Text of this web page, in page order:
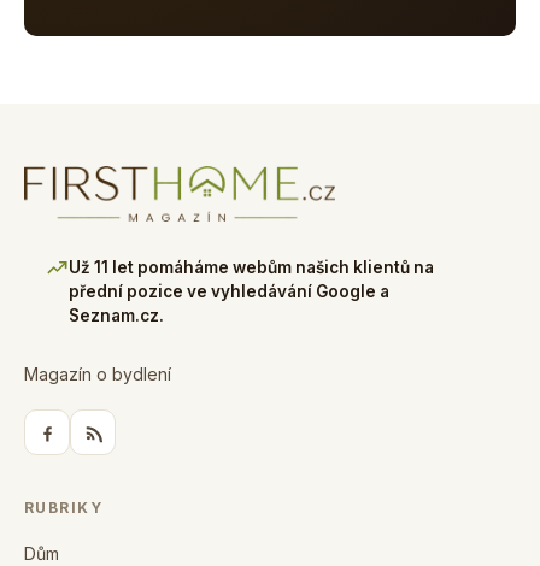
Už 11 let pomáháme webům našich klientů na
přední pozice ve vyhledávání Google a
Seznam.cz.
Magazín o bydlení
RUBRIKY
Dům